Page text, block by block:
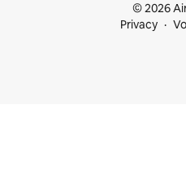
© 2026
Privacy